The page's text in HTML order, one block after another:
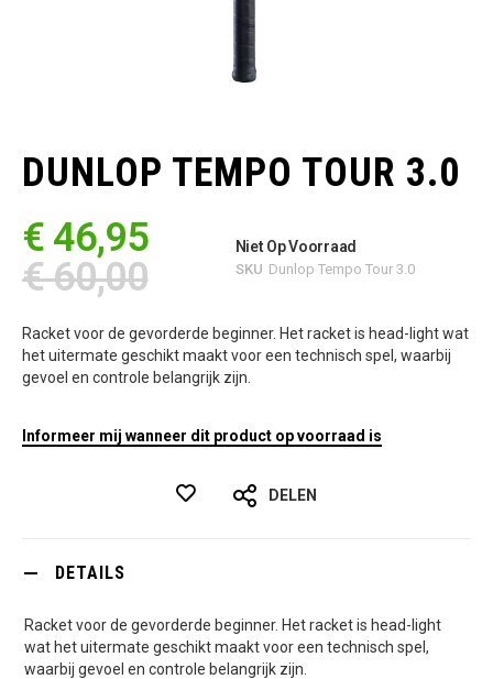
begin
van
afbeeldingen-
gallerij
DUNLOP TEMPO TOUR 3.0
€ 46,95
€ 60,00
Niet Op Voorraad
SKU Dunlop Tempo Tour 3.0
Racket voor de gevorderde beginner. Het racket is head-light wat
het uitermate geschikt maakt voor een technisch spel, waarbij
gevoel en controle belangrijk zijn.
Informeer mij wanneer dit product op voorraad is
DELEN
DETAILS
Racket voor de gevorderde beginner. Het racket is head-light
wat het uitermate geschikt maakt voor een technisch spel,
waarbij gevoel en controle belangrijk zijn.